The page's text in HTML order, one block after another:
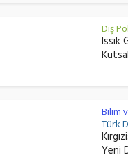
Dış
Issık
Bilim
Türk
Yeni